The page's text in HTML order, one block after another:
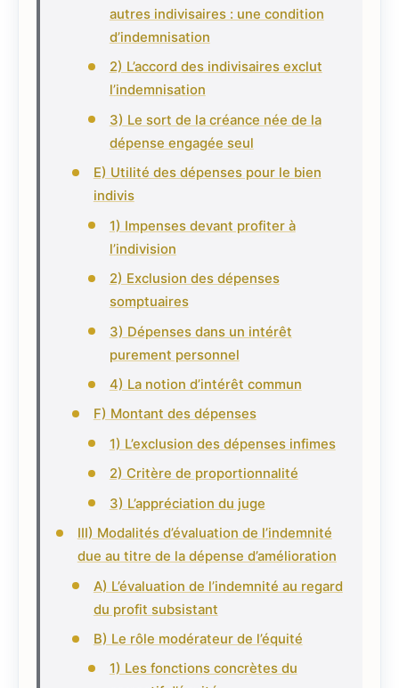
autres indivisaires : une condition
d’indemnisation
2) L’accord des indivisaires exclut
l’indemnisation
3) Le sort de la créance née de la
dépense engagée seul
E) Utilité des dépenses pour le bien
indivis
1) Impenses devant profiter à
l’indivision
2) Exclusion des dépenses
somptuaires
3) Dépenses dans un intérêt
purement personnel
4) La notion d’intérêt commun
F) Montant des dépenses
1) L’exclusion des dépenses infimes
2) Critère de proportionnalité
3) L’appréciation du juge
III) Modalités d’évaluation de l’indemnité
due au titre de la dépense d’amélioration
A) L’évaluation de l’indemnité au regard
du profit subsistant
B) Le rôle modérateur de l’équité
1) Les fonctions concrètes du